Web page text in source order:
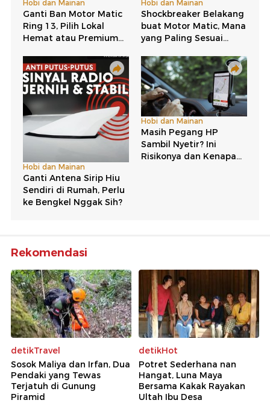
Rekomendasi
detikTravel
Sosok Maliya dan Irfan, Dua
Pendaki yang Tewas
Terjatuh di Gunung
Piramid
detikHot
Potret Sederhana nan
Hangat, Luna Maya
Bersama Kakak Rayakan
Ultah Ibu Desa